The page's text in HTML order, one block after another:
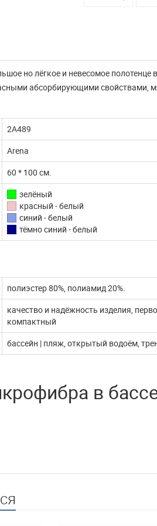
дни, наш интернет
работать. Мы с
выпол...
плавания со
ЧИТАТЬ
но лёгкое и невесомое полотенце
абсорбирующими свойствами,
2A489
Arena
60 * 100 см.
зелёный
красный - белый
синий - белый
тёмно синий - белый
полиэстер 80%, полиамид 20%.
качество и надёжность изделия,
компактный
бассейн | пляж, открытый водоём,
в